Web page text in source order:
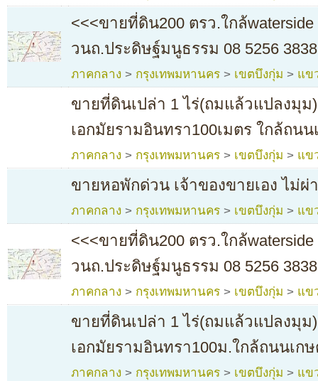
<<<ขายที่ดิน200 ตรว.ใกล้
วนถ.ประดิษฐ์มนูธรรม 08 5256
ภาคกลาง > กรุงเทพมหานคร > เขตบึงกุ่ม > แข
ขายที่ดินเปล่า 1 ไร่(ถมแล้วแปลงมุ
เอกมัยรามอินทรา100เมตร ใกล้ถน
ภาคกลาง > กรุงเทพมหานคร > เขตบึงกุ่ม > แข
ขายหอพักด่วน เจ้าของขายเอง ไม่
ภาคกลาง > กรุงเทพมหานคร > เขตบึงกุ่ม > แข
<<<ขายที่ดิน200 ตรว.ใกล้
วนถ.ประดิษฐ์มนูธรรม 08 5256
ภาคกลาง > กรุงเทพมหานคร > เขตบึงกุ่ม > แข
ขายที่ดินเปล่า 1 ไร่(ถมแล้วแปลงมุ
เอกมัยรามอินทรา100ม.ใกล้ถนนเก
ภาคกลาง > กรุงเทพมหานคร > เขตบึงกุ่ม > แข